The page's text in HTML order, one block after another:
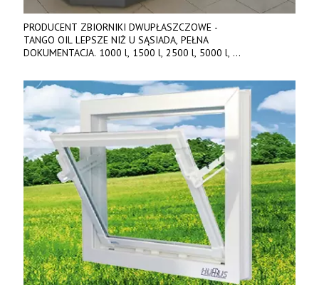
PRODUCENT ZBIORNIKI DWUPŁASZCZOWE -
TANGO OIL LEPSZE NIŻ U SĄSIADA, PEŁNA
DOKUMENTACJA. 1000 l, 1500 l, 2500 l, 5000 l,
842 737, www.tango-oil.pl